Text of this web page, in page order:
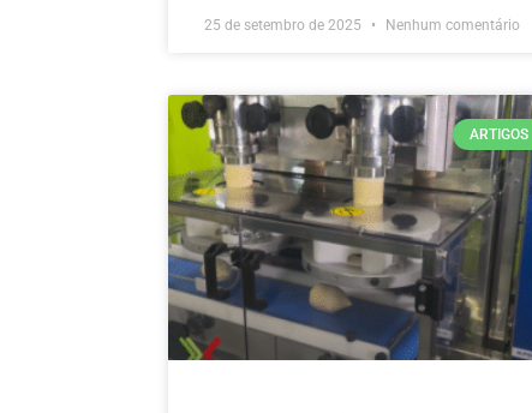
25 de setembro de 2025 Nenhum comentário
ARTIGOS